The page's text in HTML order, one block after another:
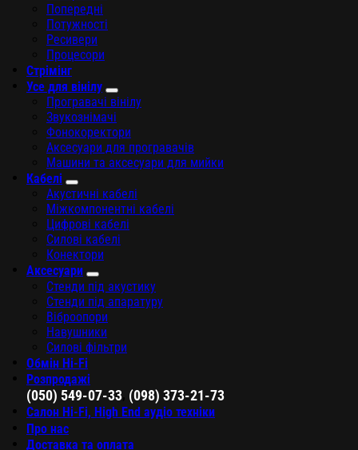
Попередні
Потужності
Ресивери
Процесори
Стрімінг
Усе для вінілу
Програвачі вінілу
Звукознімачі
Фонокоректори
Аксесуари для програвачів
Машини та аксесуари для мийки
Кабелі
Акустичні кабелі
Міжкомпонентні кабелі
Цифрові кабелі
Силові кабелі
Конектори
Аксесуари
Стенди під акустику
Стенди під апаратуру
Віброопори
Навушники
Силові фільтри
Обмін Hi-Fi
Розпродажі
(050) 549-07-33 (098) 373-21-73
Салон Hi-Fi, High End аудіо техніки
Про нас
Доставка та оплата